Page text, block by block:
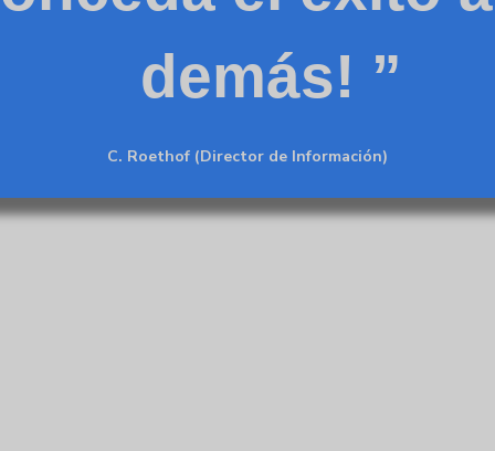
demás!
C. Roethof (Director de Información)